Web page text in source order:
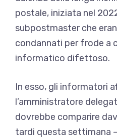
postale, iniziata nel
subpostmaster che
condannati per frode a
informatico difettoso.
In esso, gli informatori
l’amministratore
dovrebbe comparire
tardi questa settimana